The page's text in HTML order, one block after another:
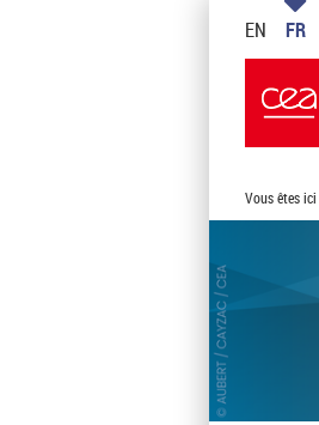
EN FR
Vous êtes ici